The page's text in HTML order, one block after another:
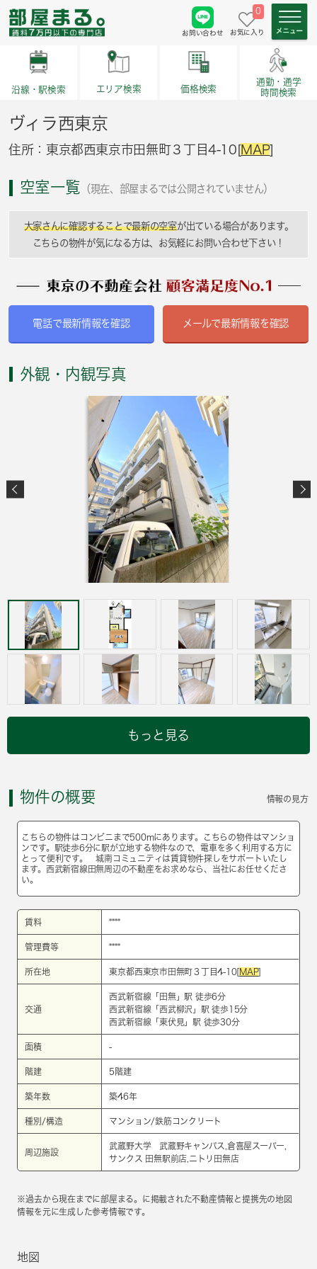
お問い合わせ
0
お気に入り
沿線・駅検索 エリア検索 価格検索
通勤・通学
時間検索
ヴィラ西東京
住所：東京都西東京市田無町３丁目4-10[MAP]
空室一覧 （現在、部屋まるでは公開されていません）
大家さんに確認することで最新の空室が出ている場合があります。
こちらの物件が気になる方は、お気軽にお問い合わせ下さい！
電話で最新情報を確認 メールで最新情報を確認
外観・内観写真
もっと見る
物件の概要 情報の見方
こちらの物件はコンビニまで500mにあります。こちらの物件はマンショ
ンです。駅徒歩6分に駅が立地する物件なので、電車を多く利用する方に
とって便利です。 城南コミュニティは賃貸物件探しをサポートいたし
ます。西武新宿線田無周辺の不動産をお求めなら、当社にお任せくださ
い。
賃料 ****
管理費等 ****
所在地 東京都西東京市田無町３丁目4-10[ MAP]
交通
西武新宿線 「 田無」駅 徒歩6分
西武新宿線 「 西武柳沢 」駅 徒歩15分
西武新宿線 「 東伏見 」駅 徒歩30分
面積 -
階建 5階建
築年数 築46年
種別/構造 マンション/鉄筋コンクリート
周辺施設
武蔵野大学 武蔵野キャンパス,倉喜屋スーパー,
サンクス 田無駅前店,ニトリ田無店
※過去から現在までに部屋まる。に掲載された不動産情報と提携先の地図
情報を元に生成した参考情報です。
地図